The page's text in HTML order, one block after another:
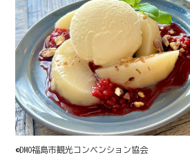
©DMO福島市観光コンベンション協会